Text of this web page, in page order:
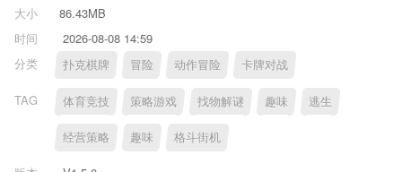
大小
86.43MB
时间
2026-08-08 14:59
分类
扑克棋牌 冒险 动作冒险 卡牌对战
TAG 体育竞技 策略游戏 找物解谜 趣味 逃生
经营策略 趣味 格斗街机